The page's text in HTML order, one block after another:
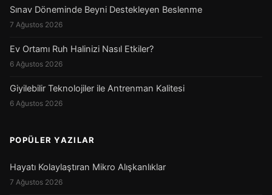
Sınav Döneminde Beyni Destekleyen Beslenme
7 Ağustos 2026
Ev Ortamı Ruh Halinizi Nasıl Etkiler?
6 Ağustos 2026
Giyilebilir Teknolojiler ile Antrenman Kalitesi
6 Ağustos 2026
POPÜLER YAZILAR
Hayatı Kolaylaştıran Mikro Alışkanlıklar
7 Ağustos 2026